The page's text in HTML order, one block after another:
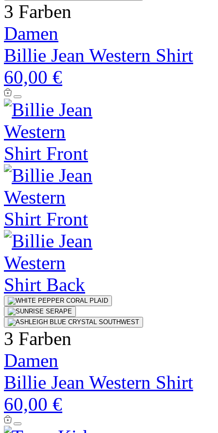
3 Farben
Damen
Billie Jean Western Shirt
60,00 €
3 Farben
Damen
Billie Jean Western Shirt
60,00 €